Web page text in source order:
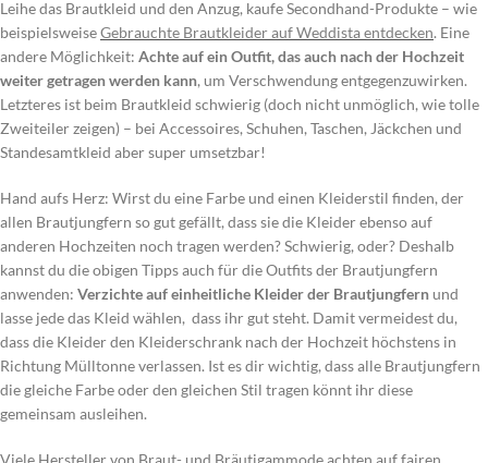
Leihe das Brautkleid und den Anzug, kaufe Secondhand-Produkte – wie
beispielsweiseGebrauchte Brautkleider auf Weddista entdecken. Eine
andere Möglichkeit: Achte auf ein Outfit, das auch nach der Hochzeit
weiter getragen werden kann, um Verschwendung entgegenzuwirken.
Letzteres ist beim Brautkleid schwierig (doch nicht unmöglich, wie tolle
Zweiteiler zeigen) – bei Accessoires, Schuhen, Taschen, Jäckchen und
Standesamtkleid aber super umsetzbar!
Hand aufs Herz: Wirst du eine Farbe und einen Kleiderstil finden, der
allen Brautjungfern so gut gefällt, dass sie die Kleider ebenso auf
anderen Hochzeiten noch tragen werden? Schwierig, oder? Deshalb
kannst du die obigen Tipps auch für die Outfits der Brautjungfern
anwenden: Verzichte auf einheitliche Kleider der Brautjungfern und
lasse jede das Kleid wählen, dass ihr gut steht. Damit vermeidest du,
dass die Kleider den Kleiderschrank nach der Hochzeit höchstens in
Richtung Mülltonne verlassen. Ist es dir wichtig, dass alle Brautjungfern
die gleiche Farbe oder den gleichen Stil tragen könnt ihr diese
gemeinsam ausleihen.
Viele Hersteller von Braut- und Bräutigammode achten auf fairen